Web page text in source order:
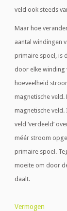
veld ook steeds
Maar hoe
aantal windingen
primaire spoel, is
door elke winding
hoeveelheid
magnetische veld.
magnetische
veld ‘verdeeld’
méér stroom
primaire spoel.
moeite om door
daalt.
Vermogen